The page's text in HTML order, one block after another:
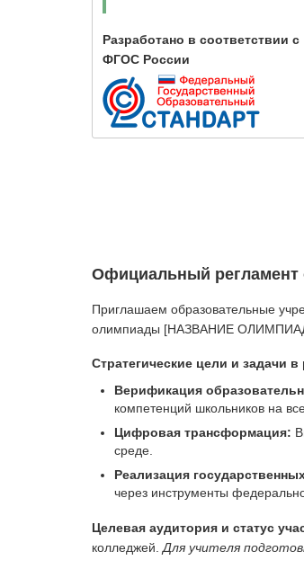
Разработано в соответствии с
ФГОС России
Официальный регламент
Приглашаем образовательные
олимпиады [НАЗВАНИЕ
Стратегические цели и задачи
Верификация
компетенций школьников на
Цифровая трансформация:
среде.
Реализация
через инструменты
Целевая аудитория и статус
колледжей. Для учителя